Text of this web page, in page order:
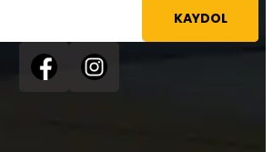
KAYDOL